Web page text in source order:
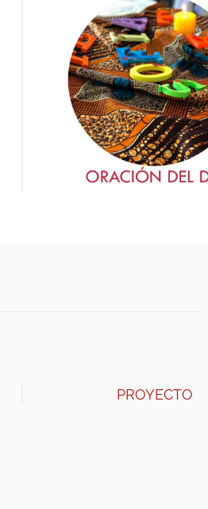
PROYECTO